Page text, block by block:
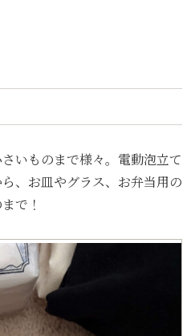
いものまで様々。電動泡立て
、お皿やグラス、お弁当用の
で！